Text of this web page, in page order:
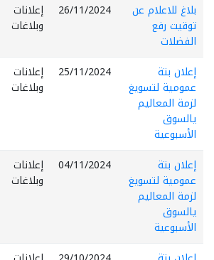
بلاغ للاعلام عن
توقيت رفع
الفضلات
26/11/2024
إعلانات
وبلاغات
إعلان بتة
عمومية لتسويغ
لزمة المعاليم
يالسوق
الأسبوعية
25/11/2024
إعلانات
وبلاغات
إعلان بتة
عمومية لتسويغ
لزمة المعاليم
يالسوق
الأسبوعية
04/11/2024
إعلانات
وبلاغات